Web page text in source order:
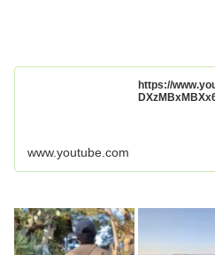
https://
www.youtube.com